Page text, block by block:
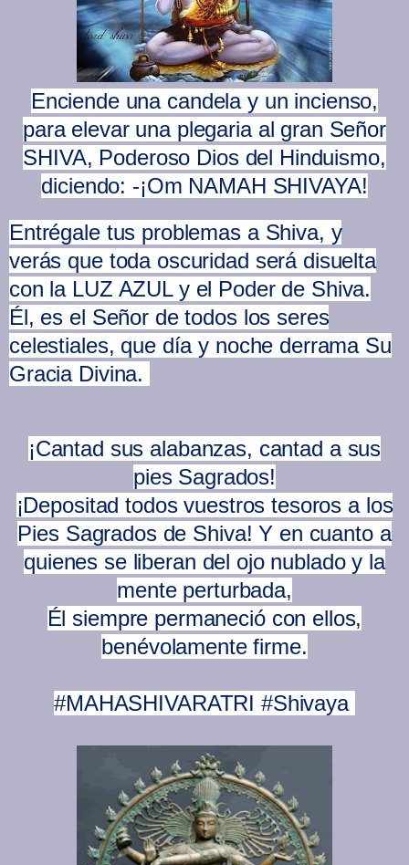
Enciende una candela y un incienso,
para elevar una plegaria al gran Señor
SHIVA, Poderoso Dios del Hinduismo,
diciendo: -¡Om NAMAH SHIVAYA!
Entrégale tus problemas a Shiva, y
verás que toda oscuridad será disuelta
con la LUZ AZUL y el Poder de Shiva.
Él, es el Señor de todos los seres
celestiales, que día y noche derrama Su
Gracia Divina.
¡Cantad sus alabanzas, cantad a sus
pies Sagrados!
¡Depositad todos vuestros tesoros a los
Pies Sagrados de Shiva! Y en cuanto a
quienes se liberan del ojo nublado y la
mente perturbada,
Él siempre permaneció con ellos,
benévolamente firme.
#MAHASHIVARATRI #Shivaya